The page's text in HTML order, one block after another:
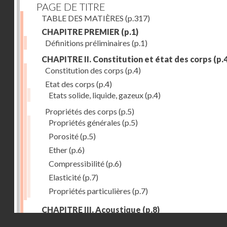
PAGE DE TITRE
TABLE DES MATIÈRES (p.317)
CHAPITRE PREMIER (p.1)
Définitions préliminaires (p.1)
CHAPITRE II. Constitution et état des corps
Constitution des corps (p.4)
Etat des corps (p.4)
Etats solide, liquide, gazeux(p.4)
Propriétés des corps (p.5)
Propriétés générales (p.5)
Porosité(p.5)
Ether(p.6)
Compressibilité(p.6)
Elasticité(p.7)
Propriétés particulières (p.7)
CHAPITRE III. Acoustique (p.8)